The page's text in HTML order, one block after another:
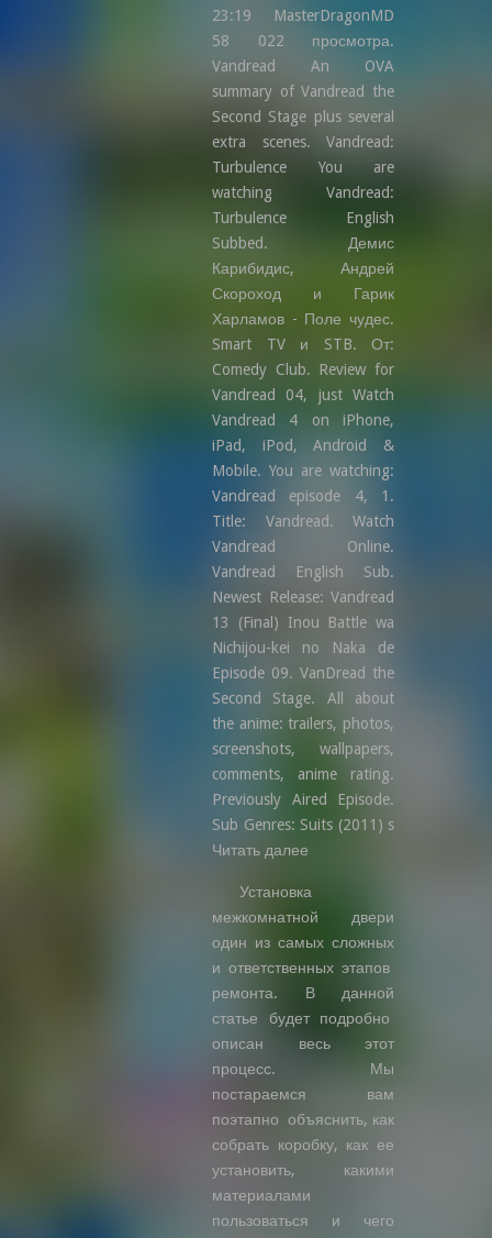
23:19 MasterDragonMD
58 022 просмотра.
Vandread An OVA
summary of Vandread the
Second Stage plus several
extra scenes. Vandread:
Turbulence You are
watching Vandread:
Turbulence English
Subbed. Демис
Карибидис, Андрей
Скороход и Гарик
Харламов - Поле чудес.
Smart TV и STB. От:
Comedy Club. Review for
Vandread 04, just Watch
Vandread 4 on iPhone,
iPad, iPod, Android &
Mobile. You are watching:
Vandread episode 4, 1.
Title: Vandread. Watch
Vandread Online.
Vandread English Sub.
Newest Release: Vandread
13 (Final) Inou Battle wa
Nichijou-kei no Naka de
Episode 09. VanDread the
Second Stage. All about
the anime: trailers, photos,
screenshots, wallpapers,
comments, anime rating.
Previously Aired Episode.
Sub Genres: Suits (2011) s
Читать далее
Установка
межкомнатной двери
один из самых сложных
и ответственных этапов
ремонта. В данной
статье будет подробно
описан весь этот
процесс. Мы
постараемся вам
поэтапно объяснить, как
собрать коробку, как ее
установить, какими
материалами
пользоваться и чего